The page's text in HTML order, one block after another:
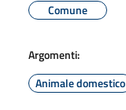
Comune
Argomenti:
Animale domestico